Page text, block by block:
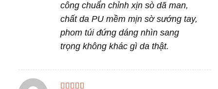
công chuẩn chỉnh xịn sò dã man,
chất da PU mềm mịn sờ sướng tay,
phom túi đứng dáng nhìn sang
trọng không khác gì da thật.